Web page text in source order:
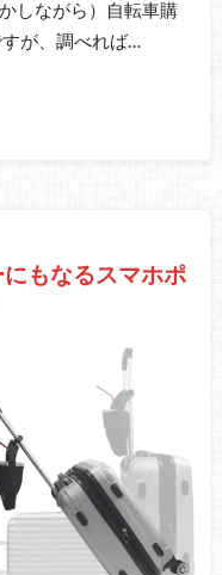
しながら）自転車購
が、調べれば…
にもなるスマホポ